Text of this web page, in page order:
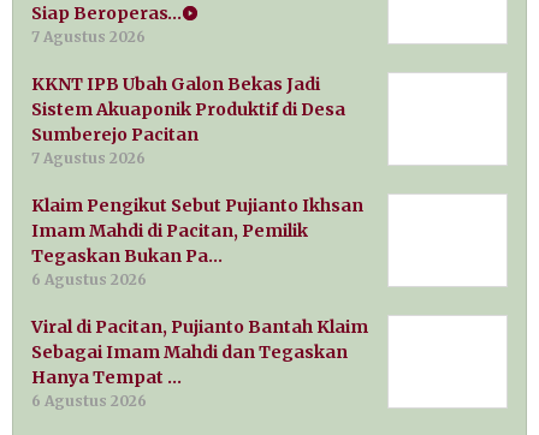
Siap Beroperas…
7 Agustus 2026
KKNT IPB Ubah Galon Bekas Jadi
Sistem Akuaponik Produktif di Desa
Sumberejo Pacitan
7 Agustus 2026
Klaim Pengikut Sebut Pujianto Ikhsan
Imam Mahdi di Pacitan, Pemilik
Tegaskan Bukan Pa…
6 Agustus 2026
Viral di Pacitan, Pujianto Bantah Klaim
Sebagai Imam Mahdi dan Tegaskan
Hanya Tempat …
6 Agustus 2026